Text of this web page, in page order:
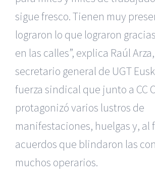
sigue fresco. Tienen muy
lograron lo que lograron
en las calles”, explica Raúl
secretario general de UGT
fuerza sindical que junto a CC
protagonizó varios lustros de
manifestaciones, huelgas y, al
acuerdos que blindaron las
muchos operarios.